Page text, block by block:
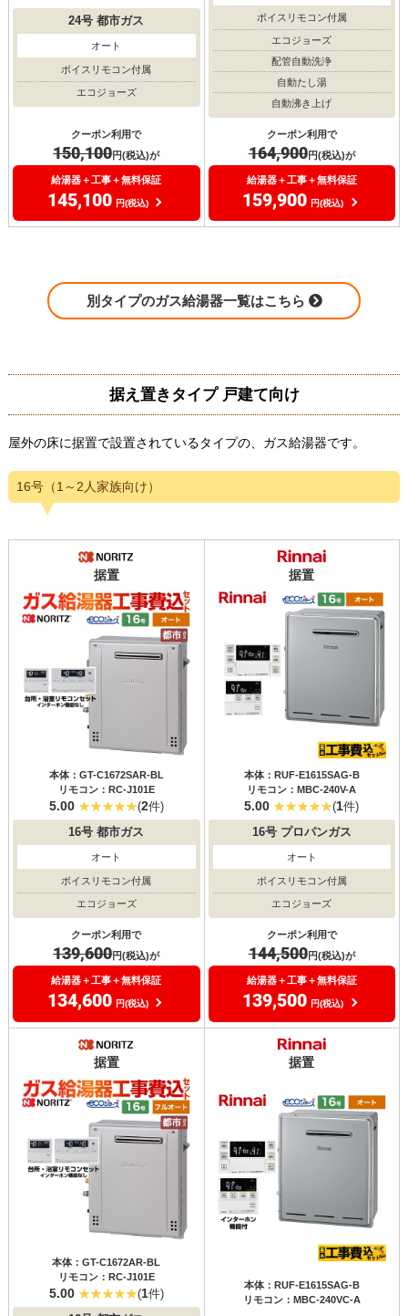
24号 都市ガス
オート
ボイスリモコン付属
エコジョーズ
クーポン利用で
150,100円(税込)が
給湯器＋工事＋無料保証
145,100 円(税込)
ボイスリモコン付属
エコジョーズ
配管自動洗浄
自動たし湯
自動沸き上げ
クーポン利用で
164,900円(税込)が
給湯器＋工事＋無料保証
159,900 円(税込)
別タイプのガス給湯器一覧はこちら
据え置きタイプ 戸建て向け
屋外の床に据置で設置されているタイプの、ガス給湯器です。
16号（1～2人家族向け）
据置
本体：GT-C1672SAR-BL
リモコン：RC-J101E
5.00 (2件)
16号 都市ガス
オート
ボイスリモコン付属
エコジョーズ
クーポン利用で
139,600円(税込)が
給湯器＋工事＋無料保証
134,600 円(税込)
据置
本体：RUF-E1615SAG-B
リモコン：MBC-240V-A
5.00 (1件)
16号プロパンガス
オート
ボイスリモコン付属
エコジョーズ
クーポン利用で
144,500円(税込)が
給湯器＋工事＋無料保証
139,500 円(税込)
据置
本体：GT-C1672AR-BL
リモコン：RC-J101E
5.00 (1件)
据置
本体：RUF-E1615SAG-B
リモコン：MBC-240VC-A